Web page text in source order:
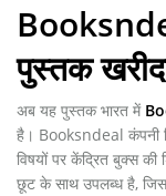
पुस्तक
अब यह पुस्तक भारत में
है। Booksndeal कंपनी
विषयों पर केंद्रित बुक्स
छूट के साथ उपलब्ध है,